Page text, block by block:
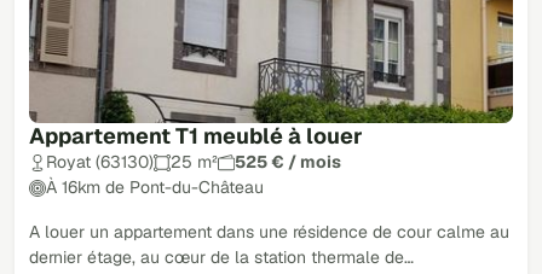
Appartement T1 meublé à louer
Royat (63130) 25 m²
525 € / mois
À 16km de Pont-du-Château
A louer un appartement dans une résidence de cour calme au
dernier étage, au cœur de la station thermale de…